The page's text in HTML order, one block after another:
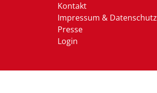
Kontakt
Impressum & Datenschutz
Presse
Login